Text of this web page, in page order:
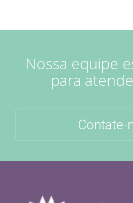
Nossa equipe
para
Contate-